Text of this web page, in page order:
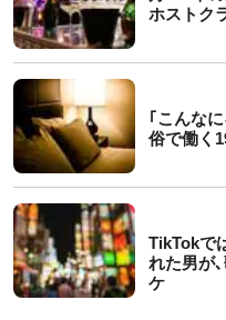
ホストク
｢こんな
俗で働く
TikTokで
れた男が
ケ